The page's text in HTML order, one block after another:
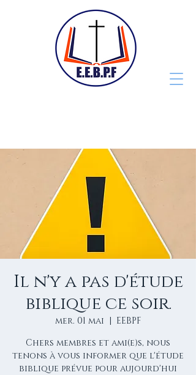
Il n'y a pas d'étude
biblique ce soir.
mer. 01 mai
  |
EEBPF
Chers membres et ami(e)s, nous
tenons à vous informer que l'étude
biblique prévue pour aujourd'hui